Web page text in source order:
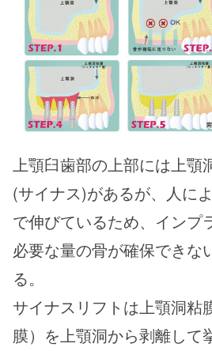
上顎臼歯部の上部には上顎
(サイナス)があるが、人に
で伸びているため、インプ
必要な量の骨が確保できな
る。
サイナスリフトは上顎洞粘
膜）を上顎洞から剥離して